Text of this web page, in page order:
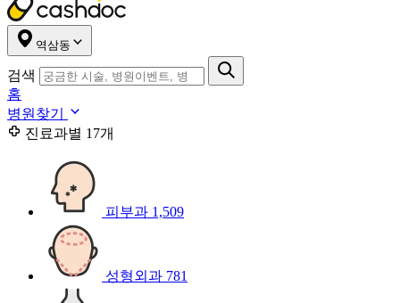
역삼동
검색
홈
병원찾기
진료과별 17개
피부과 1,509
성형외과 781